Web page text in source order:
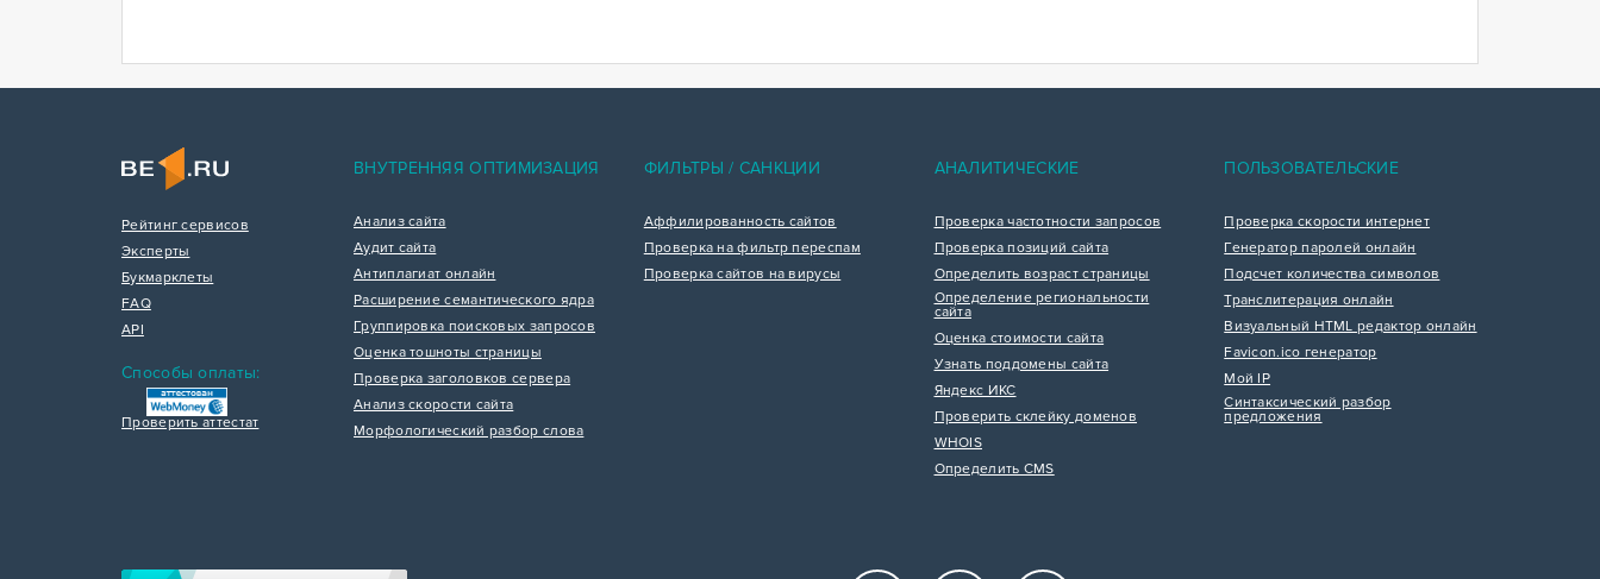
Рейтинг сервисов
Эксперты
Букмарклеты
FAQ
API
Способы оплаты:
Проверить аттестат
ВНУТРЕННЯЯ ОПТИМИЗАЦИЯ
Анализ сайта
Аудит сайта
Антиплагиат онлайн
Расширение семантического ядра
Группировка поисковых запросов
Оценка тошноты страницы
Проверка заголовков сервера
Анализ скорости сайта
Морфологический разбор слова
ФИЛЬТРЫ / САНКЦИИ
Аффилированность сайтов
Проверка на фильтр переспам
Проверка сайтов на вирусы
АНАЛИТИЧЕСКИЕ
Проверка частотности запросов
Проверка позиций сайта
Определить возраст страницы
Определение региональности
сайта
Оценка стоимости сайта
Узнать поддомены сайта
Яндекс ИКС
Проверить склейку доменов
WHOIS
Определить CMS
ПОЛЬЗОВАТЕЛЬСКИЕ
Проверка скорости интернет
Генератор паролей онлайн
Подсчет количества символов
Транслитерация онлайн
Визуальный HTML редактор онлайн
Favicon.ico генератор
Мой IP
Синтаксический разбор
предложения